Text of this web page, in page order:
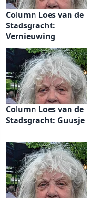
Column Loes van de
Stadsgracht:
Vernieuwing
Column Loes van de
Stadsgracht: Guusje